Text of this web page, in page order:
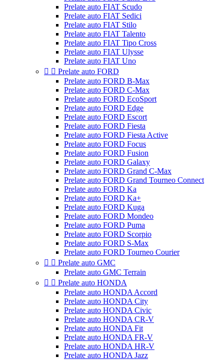
Prelate auto FIAT Scudo
Prelate auto FIAT Sedici
Prelate auto FIAT Stilo
Prelate auto FIAT Talento
Prelate auto FIAT Tipo Cross
Prelate auto FIAT Ulysse
Prelate auto FIAT Uno
  Prelate auto FORD
Prelate auto FORD B-Max
Prelate auto FORD C-Max
Prelate auto FORD EcoSport
Prelate auto FORD Edge
Prelate auto FORD Escort
Prelate auto FORD Fiesta
Prelate auto FORD Fiesta Active
Prelate auto FORD Focus
Prelate auto FORD Fusion
Prelate auto FORD Galaxy
Prelate auto FORD Grand C-Max
Prelate auto FORD Grand Tourneo Connect
Prelate auto FORD Ka
Prelate auto FORD Ka+
Prelate auto FORD Kuga
Prelate auto FORD Mondeo
Prelate auto FORD Puma
Prelate auto FORD Scorpio
Prelate auto FORD S-Max
Prelate auto FORD Tourneo Courier
  Prelate auto GMC
Prelate auto GMC Terrain
  Prelate auto HONDA
Prelate auto HONDA Accord
Prelate auto HONDA City
Prelate auto HONDA Civic
Prelate auto HONDA CR-V
Prelate auto HONDA Fit
Prelate auto HONDA FR-V
Prelate auto HONDA HR-V
Prelate auto HONDA Jazz